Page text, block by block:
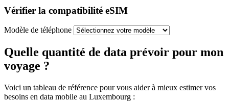
Vérifier la compatibilité eSIM
Modèle de téléphone
Quelle quantité de data prévoir pour mon
voyage ?
Voici un tableau de référence pour vous aider à mieux estimer vos
besoins en data mobile au Luxembourg :